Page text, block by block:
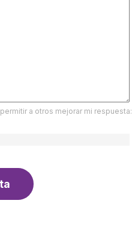
permitir a otros mejorar mi respuesta: